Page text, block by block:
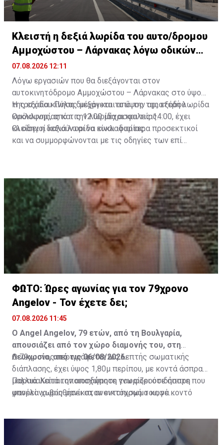
Την πιλοτική εφαρμογή του Park & Ride συζήτησαν ο
Δήμος Λάρνακας και CPT
Πηγή: ΚΥΠΕ
Κλειστή η δεξιά λωρίδα του αυτο/δρομου
Αμμοχώστου – Λάρνακας λόγω οδικών
έργων
07.08.2026 12:11
Λόγω εργασιών που θα διεξάγονται στον
αυτοκινητόδρομο Αμμοχώστου – Λάρνακας στο ύψος
της εξόδου Πύλας μέχρι και το ύψος της εξόδου
Ορόκλινης, από τις 12:00 μέχρι και τις 14:00, έχει
κλείσει η δεξιά λωρίδα κυκλοφορίας.
Η τροχαία κίνηση διεξάγεται από την αριστερή λωρίδα
κυκλοφορίας και την λωρίδα ασφαλείας.
Οι οδηγοί καλούνται να είναι ιδιαίτερα προσεκτικοί
και να συμμορφώνονται με τις οδηγίες των επί
ΦΩΤΟ: Ώρες αγωνίας για τον 79χρονο
Angelov - Τον έχετε δει;
07.08.2026 11:45
Ο Angel Angelov, 79 ετών, από τη Βουλγαρία,
απουσιάζει από τον χώρο διαμονής του, στη
Λευκωσία, από τις 06/08/2026.
Ο 79χρονος περιγράφεται ως λεπτής σωματικής
διάπλασης, έχει ύψος 1,80μ περίπου, με κοντά άσπρα
μαλλιά. Κατά την αποχώρηση του φορούσε άσπρη
φανέλα χωρίς μανίκια, ανοικτόχρωμο καφέ κοντό
Παρακαλείται οποιοσδήποτε γνωρίζει οτιδήποτε που
μπορεί να βοηθήσει στον εντοπισμό του, να
τηλεφώνου 22-802222 ή με τον πλησιέστερο
Αστυνομικό Σταθμό, ή με τη Γραμμή του Πολίτη στον
τηλεφωνικό αριθμό 1460.